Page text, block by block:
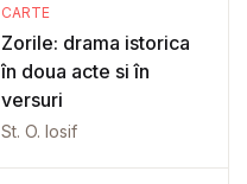
CARTE
Zorile: drama istorica
în doua acte si în
versuri
St. O. Iosif